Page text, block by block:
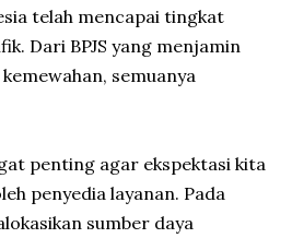
telah mencapai tingkat
Dari BPJS yang menjamin
semuanya
penting agar ekspektasi kita
penyedia layanan. Pada
sumber daya